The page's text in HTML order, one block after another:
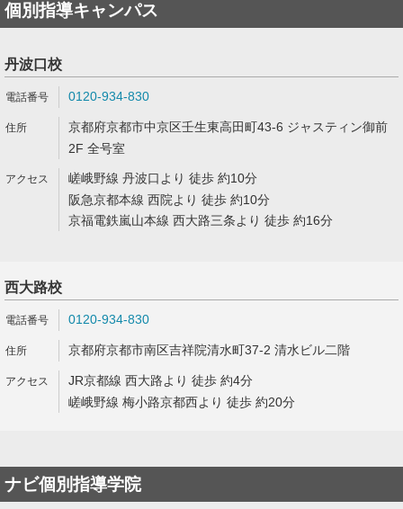
個別指導キャンパス
丹波口校
0120-934-830
京都府京都市中京区壬生東高田町43-6 ジャスティン御前
2F 全号室
嵯峨野線 丹波口より 徒歩 約10分
阪急京都本線 西院より 徒歩 約10分
京福電鉄嵐山本線 西大路三条より 徒歩 約16分
西大路校
0120-934-830
京都府京都市南区吉祥院清水町37-2 清水ビル二階
JR京都線 西大路より 徒歩 約4分
嵯峨野線 梅小路京都西より 徒歩 約20分
ナビ個別指導学院